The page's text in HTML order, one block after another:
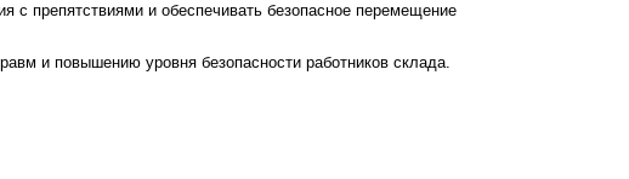
с препятствиями и обеспечивать безопасное перемещение
и повышению уровня безопасности работников склада.